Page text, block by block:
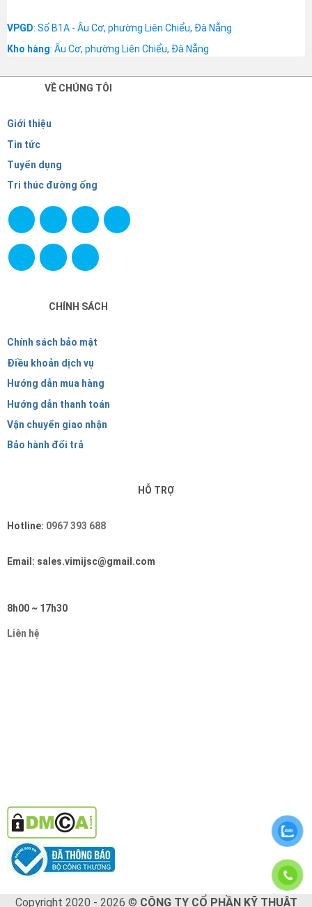
VPGD: Số B1A - Âu Cơ, phường Liên Chiểu, Đà Nẵng
Kho hàng: Âu Cơ, phường Liên Chiểu, Đà Nẵng
VỀ CHÚNG TÔI
Giới thiệu
Tin tức
Tuyển dụng
Tri thúc đường ống
CHÍNH SÁCH
Chính sách bảo mật
Điều khoản dịch vụ
Hướng dẫn mua hàng
Hướng dẫn thanh toán
Vận chuyển giao nhận
Bảo hành đổi trả
HỖ TRỢ
Hotline: 0967 393 688
Email: sales.vimijsc@gmail.com
8h00 ~ 17h30
Liên hệ
Copyright 2020 - 2026 © CÔNG TY CỔ PHẦN KỸ THUẬT